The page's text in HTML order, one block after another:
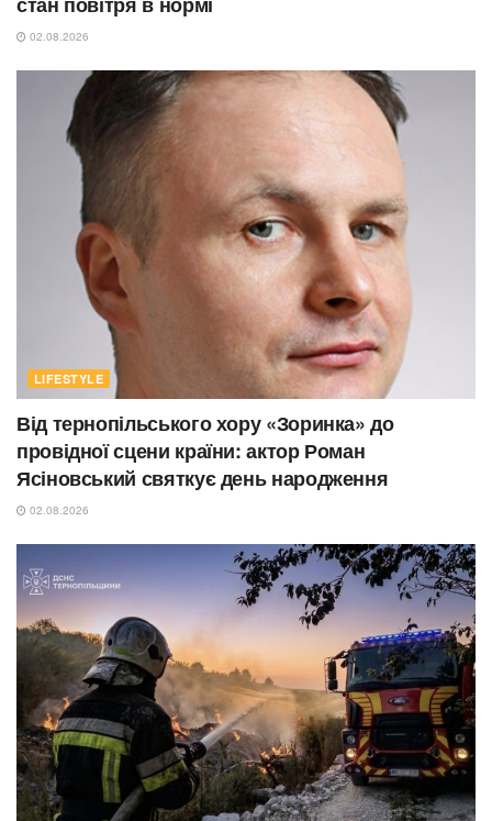
02.08.2026
LIFESTYLE
Від тернопільського хору «Зоринка» до
провідної сцени країни: актор Роман
Ясіновський святкує день народження
02.08.2026